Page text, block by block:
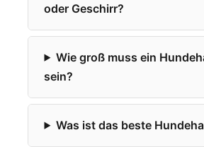
oder Geschirr?
Wie groß muss ein
sein?
Was ist das beste